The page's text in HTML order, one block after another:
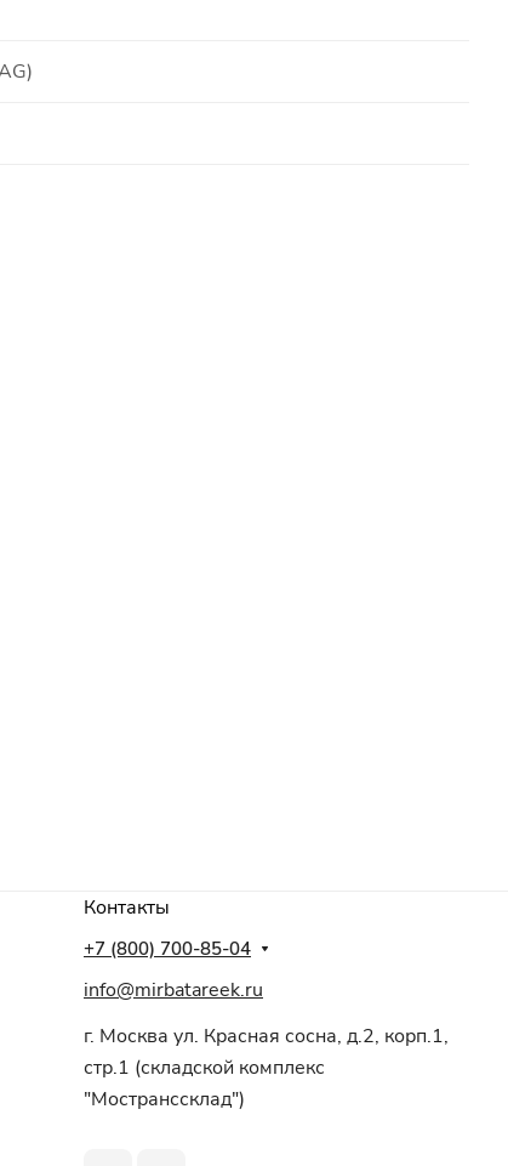
Контакты
+7 (800) 700-85-04
info@mirbatareek.ru
г. Москва ул. Красная сосна, д.2, корп.1,
стр.1 (складской комплекс
"Мостранссклад")